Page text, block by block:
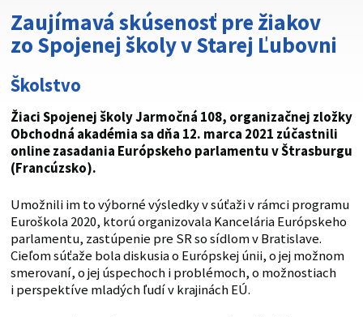
Zaujímavá skúsenosť pre žiakov
zo Spojenej školy v Starej Ľubovni
Školstvo
Žiaci Spojenej školy Jarmočná 108, organizačnej zložky
Obchodná akadémia sa dňa 12. marca 2021 zúčastnili
online zasadania Európskeho parlamentu v Štrasburgu
(Francúzsko).
Umožnili im to výborné výsledky v súťaži v rámci programu
Euroškola 2020, ktorú organizovala Kancelária Európskeho
parlamentu, zastúpenie pre SR so sídlom v Bratislave.
Cieľom súťaže bola diskusia o Európskej únii, o jej možnom
smerovaní, o jej úspechoch i problémoch, o možnostiach
i perspektíve mladých ľudí v krajinách EÚ.